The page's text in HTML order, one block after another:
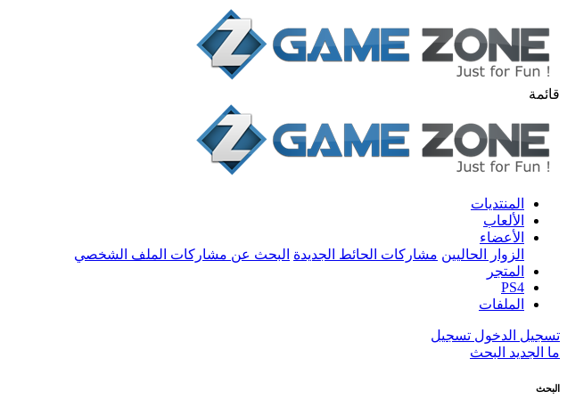
قائمة
المنتديات
الألعاب
الأعضاء
الزوار الحاليين مشاركات الحائط الجديدة البحث عن مشاركات الملف الشخصي
المتجر
PS4
الملفات
تسجيل الدخول تسجيل
ما الجديد البحث
البحث